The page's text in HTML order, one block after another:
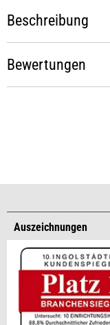
Beschreibung
Bewertungen
Auszeichnungen